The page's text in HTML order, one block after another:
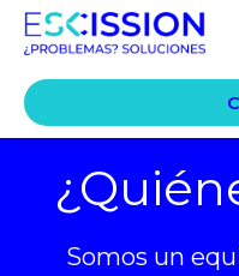
Somos un